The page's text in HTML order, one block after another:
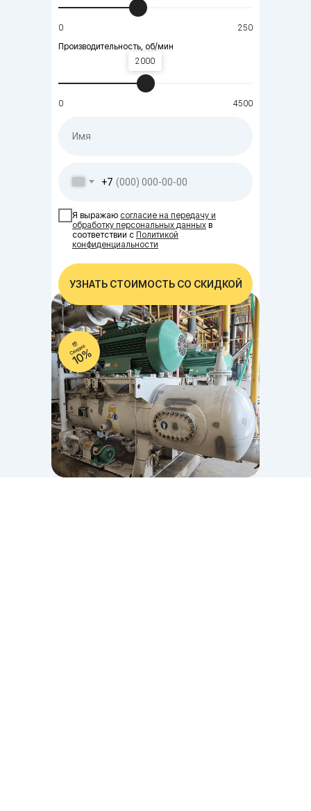
0 250
Производительность, об/мин
2000
0 4500
+7
Я выражаю согласие на передачу и
обработку персональных данных в
соответствии с Политикой
конфиденциальности
УЗНАТЬ СТОИМОСТЬ СО СКИДКОЙ